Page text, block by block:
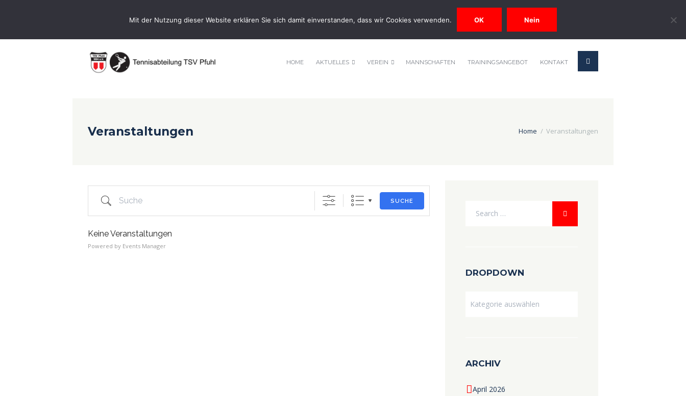
HOME AKTUELLES VEREIN MANNSCHAFTEN TRAININGSANGEBOT KONTAKT
Veranstaltungen Home Veranstaltungen
Suche
SUCHE
Keine Veranstaltungen
Powered by Events Manager
DROPDOWN
ARCHIV
April 2026
Mit der Nutzung dieser Website erklären Sie sich damit einverstanden, dass wir Cookies verwenden. OK Nein